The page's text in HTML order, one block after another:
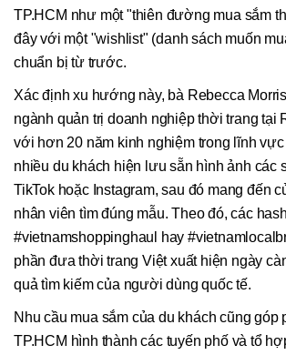
TP.HCM như một "thiên đường mua sắm
đây với một "wishlist" (danh sách muốn
chuẩn bị từ trước.
Xác định xu hướng này, bà Rebecca
ngành quản trị doanh nghiệp thời trang tại
với hơn 20 năm kinh nghiệm trong lĩnh
nhiều du khách hiện lưu sẵn hình ảnh các
TikTok hoặc Instagram, sau đó mang đến
nhân viên tìm đúng mẫu. Theo đó, các
#vietnamshoppinghaul hay
phần đưa thời trang Việt xuất hiện ngày
quả tìm kiếm của người dùng quốc tế.
Nhu cầu mua sắm của du khách cũng góp
TP.HCM hình thành các tuyến phố và tổ